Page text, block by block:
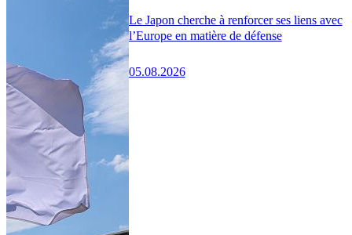
Le Japon cherche à renforcer ses liens avec
l’Europe en matière de défense
05.08.2026